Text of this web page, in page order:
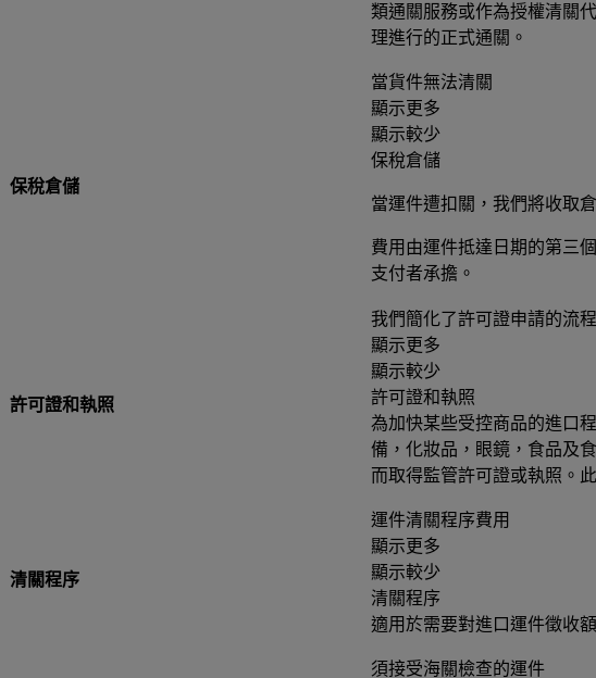
類通關服務或作為授權清關
理進行的正式通關。
保稅倉儲
當貨件無法清關
顯示更多
顯示較少
保稅倉儲
當運件遭扣關，我們將收取
費用由運件抵達日期的第三
支付者承擔。
許可證和執照
我們簡化了許可證申請的流程
顯示更多
顯示較少
許可證和執照
為加快某些受控商品的進口
備，化妝品，眼鏡，食品及
而取得監管許可證或執照。
清關程序
運件清關程序費用
顯示更多
顯示較少
清關程序
適用於需要對進口運件徵收
須接受海關檢查的運件